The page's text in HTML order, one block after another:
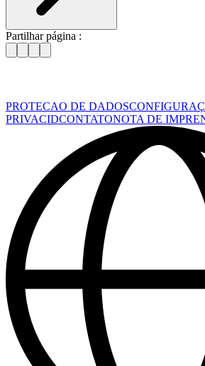
Partilhar página :
PROTECAO DE DADOS
PRIVACIDCONTATONOTA DE